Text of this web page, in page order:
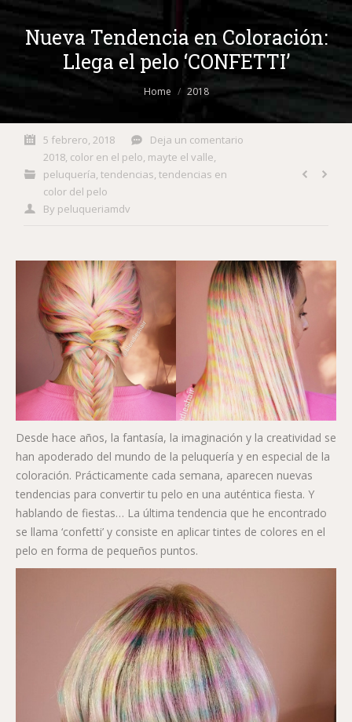
Nueva Tendencia en Coloración:
Llega el pelo ‘CONFETTI’
You are here: Home 2018
5 febrero, 2018
Deja un comentario
2018, color en el pelo, mayte el valle,
peluquería, tendencias, tendencias en
color del pelo
By peluqueriamdv
Desde hace años, la fantasía, la imaginación y la creatividad se
han apoderado del mundo de la peluquería y en especial de la
coloración. Prácticamente cada semana, aparecen nuevas
tendencias para convertir tu pelo en una auténtica fiesta. Y
hablando de fiestas… La última tendencia que he encontrado
se llama ‘confetti’ y consiste en aplicar tintes de colores en el
pelo en forma de pequeños puntos.